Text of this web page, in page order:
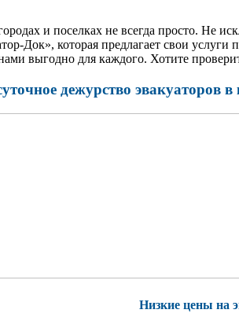
и поселках не всегда просто. Не
Док», которая предлагает свои
выгодно для каждого. Хотите
дежурство эвакуаторов
Низкие цены на